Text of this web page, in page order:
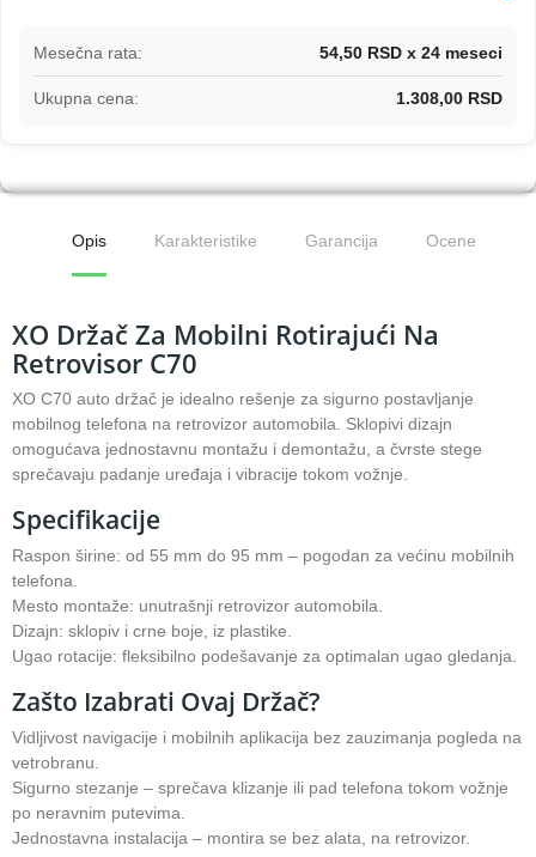
Mesečna rata: 54,50 RSD x 24 meseci
Ukupna cena: 1.308,00 RSD
Opis Karakteristike Garancija Ocene
XO Držač Za Mobilni Rotirajući Na
Retrovisor C70
XO C70 auto držač je idealno rešenje za sigurno postavljanje
mobilnog telefona na retrovizor automobila. Sklopivi dizajn
omogućava jednostavnu montažu i demontažu, a čvrste stege
sprečavaju padanje uređaja i vibracije tokom vožnje.
Specifikacije
Raspon širine: od 55 mm do 95 mm – pogodan za većinu mobilnih
telefona.
Mesto montaže: unutrašnji retrovizor automobila.
Dizajn: sklopiv i crne boje, iz plastike.
Ugao rotacije: fleksibilno podešavanje za optimalan ugao gledanja.
Zašto Izabrati Ovaj Držač?
Vidljivost navigacije i mobilnih aplikacija bez zauzimanja pogleda na
vetrobranu.
Sigurno stezanje – sprečava klizanje ili pad telefona tokom vožnje
po neravnim putevima.
Jednostavna instalacija – montira se bez alata, na retrovizor.